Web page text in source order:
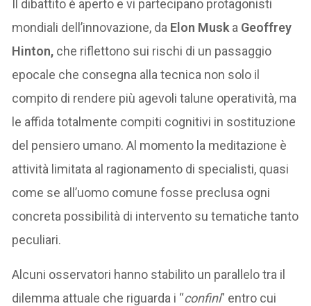
Il dibattito è aperto e vi partecipano protagonisti
mondiali dell’innovazione, da Elon Musk a Geoffrey
Hinton, che riflettono sui rischi di un passaggio
epocale che consegna alla tecnica non solo il
compito di rendere più agevoli talune operatività, ma
le affida totalmente compiti cognitivi in sostituzione
del pensiero umano. Al momento la meditazione è
attività limitata al ragionamento di specialisti, quasi
come se all’uomo comune fosse preclusa ogni
concreta possibilità di intervento su tematiche tanto
peculiari.
Alcuni osservatori hanno stabilito un parallelo tra il
dilemma attuale che riguarda i “confini” entro cui